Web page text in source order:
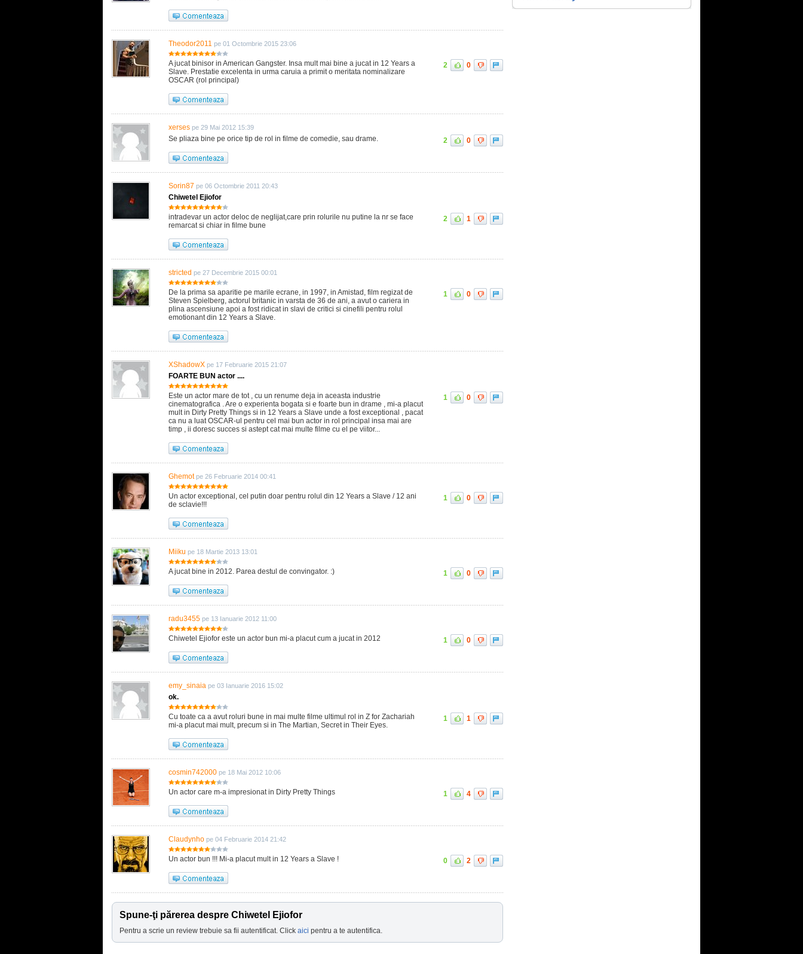
Theodor2011 pe 01 Octombrie 2015 23:06
A jucat binisor in American Gangster. Insa mult mai bine a jucat in 12 Years a
Slave. Prestatie excelenta in urma caruia a primit o meritata nominalizare
OSCAR (rol principal)
2 0
xerses pe 29 Mai 2012 15:39
Se pliaza bine pe orice tip de rol in filme de comedie, sau drame. 2 0
Sorin87 pe 06 Octombrie 2011 20:43
Chiwetel Ejiofor
intradevar un actor deloc de neglijat,care prin rolurile nu putine la nr se face
remarcat si chiar in filme bune
2 1
stricted pe 27 Decembrie 2015 00:01
De la prima sa aparitie pe marile ecrane, in 1997, in Amistad, film regizat de
Steven Spielberg, actorul britanic in varsta de 36 de ani, a avut o cariera in
plina ascensiune apoi a fost ridicat in slavi de critici si cinefili pentru rolul
emotionant din 12 Years a Slave.
1 0
XShadowX pe 17 Februarie 2015 21:07
FOARTE BUN actor ....
Este un actor mare de tot , cu un renume deja in aceasta industrie
cinematografica . Are o experienta bogata si e foarte bun in drame , mi-a placut
mult in Dirty Pretty Things si in 12 Years a Slave unde a fost exceptional , pacat
ca nu a luat OSCAR-ul pentru cel mai bun actor in rol principal insa mai are
timp , ii doresc succes si astept cat mai multe filme cu el pe viitor...
1 0
Ghemot pe 26 Februarie 2014 00:41
Un actor exceptional, cel putin doar pentru rolul din 12 Years a Slave / 12 ani
de sclavie!!!
1 0
Miiku pe 18 Martie 2013 13:01
A jucat bine in 2012. Parea destul de convingator. :) 1 0
radu3455 pe 13 Ianuarie 2012 11:00
Chiwetel Ejiofor este un actor bun mi-a placut cum a jucat in 2012 1 0
emy_sinaia pe 03 Ianuarie 2016 15:02
ok.
Cu toate ca a avut roluri bune in mai multe filme ultimul rol in Z for Zachariah
mi-a placut mai mult, precum si in The Martian, Secret in Their Eyes.
1 1
cosmin742000 pe 18 Mai 2012 10:06
Un actor care m-a impresionat in Dirty Pretty Things 1 4
Claudynho pe 04 Februarie 2014 21:42
Un actor bun !!! Mi-a placut mult in 12 Years a Slave ! 0 2
Spune-ţi părerea despre Chiwetel Ejiofor
Pentru a scrie un review trebuie sa fii autentificat. Click aici pentru a te autentifica.